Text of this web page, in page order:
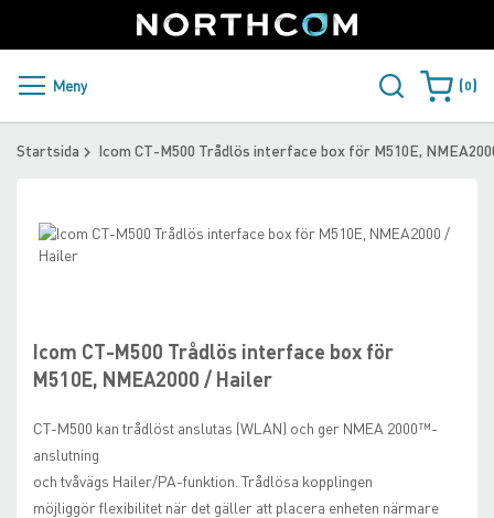
to
Content
Sweden
PRODUKTER OCH LÖSNINGAR
ÅTERFÖRSÄLJARE
LADDA NER
Meny Varukorgen
0
Startsida Icom CT-M500 Trådlös interface box för M510E,
Icom CT-M500 Trådlös interface box för
M510E, NMEA2000 / Hailer
CT-M500 kan trådlöst anslutas (WLAN) och ger NMEA 2000™-
anslutning
och tvåvägs Hailer/PA-funktion. Trådlösa kopplingen
möjliggör flexibilitet när det gäller att placera enheten närmare
Skip
to
images
gallery
beginning
of
the
gallery